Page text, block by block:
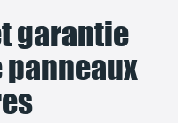
garantie
panneaux